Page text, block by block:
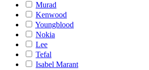
Murad
Kenwood
Youngblood
Nokia
Lee
Tefal
Isabel Marant